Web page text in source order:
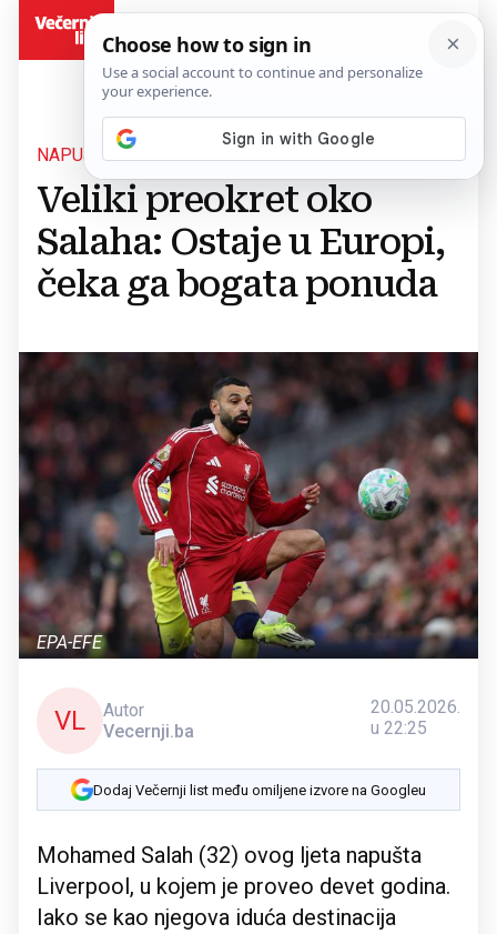
NAPUŠTA LIVERPOOL
Veliki preokret oko
Salaha: Ostaje u Europi,
čeka ga bogata ponuda
EPA-EFE
VL
Autor
Vecernji.ba
20.05.2026.
u 22:25
Dodaj Večernji list među omiljene izvore na Googleu
Mohamed Salah (32) ovog ljeta napušta
Liverpool, u kojem je proveo devet godina.
Iako se kao njegova iduća destinacija